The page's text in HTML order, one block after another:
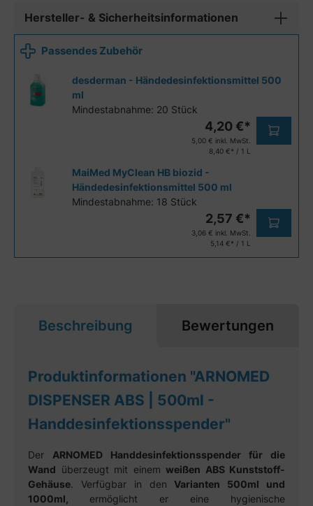
Hersteller- & Sicherheitsinformationen
Passendes Zubehör
desderman - Händedesinfektionsmittel 500
ml
Mindestabnahme: 20 Stück
4,20 €*
5,00 € inkl. MwSt.
8,40 €* / 1 L
MaiMed MyClean HB biozid -
Händedesinfektionsmittel 500 ml
Mindestabnahme: 18 Stück
2,57 €*
3,06 € inkl. MwSt.
5,14 €* / 1 L
Beschreibung Bewertungen
Produktinformationen "ARNOMED
DISPENSER ABS | 500ml -
Handdesinfektionsspender"
Der ARNOMED Handdesinfektionsspender für die
Wand überzeugt mit einem weißen ABS Kunststoff-
Gehäuse. Verfügbar in denVarianten 500ml und
1000ml, ermöglicht er eine hygienische